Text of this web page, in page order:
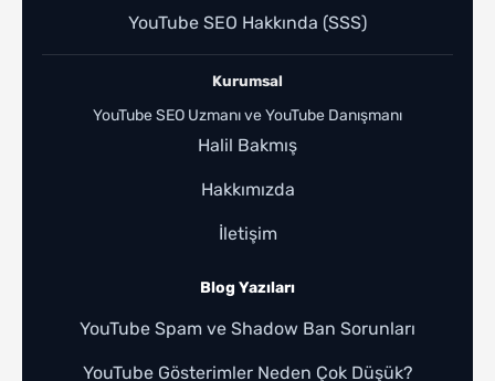
YouTube SEO Hakkında (SSS)
Kurumsal
YouTube SEO Uzmanı ve YouTube Danışmanı
Halil Bakmış
Hakkımızda
İletişim
Blog Yazıları
YouTube Spam ve Shadow Ban Sorunları
YouTube Gösterimler Neden Çok Düşük?